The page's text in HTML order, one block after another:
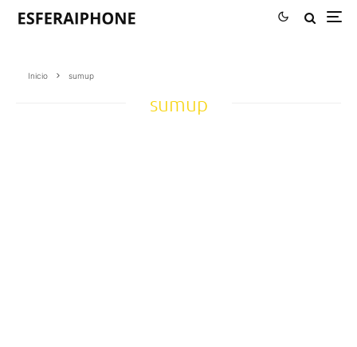
Inicio sumup
sumup